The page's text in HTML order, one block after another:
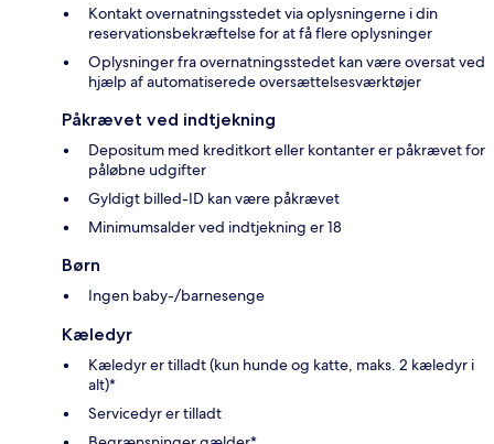
Kontakt overnatningsstedet via oplysningerne i din
reservationsbekræftelse for at få flere oplysninger
Oplysninger fra overnatningsstedet kan være oversat ved
hjælp af automatiserede oversættelsesværktøjer
Påkrævet ved indtjekning
Depositum med kreditkort eller kontanter er påkrævet for
påløbne udgifter
Gyldigt billed-ID kan være påkrævet
Minimumsalder ved indtjekning er 18
Børn
Ingen baby-/barnesenge
Kæledyr
Kæledyr er tilladt (kun hunde og katte, maks. 2 kæledyr i
alt)*
Servicedyr er tilladt